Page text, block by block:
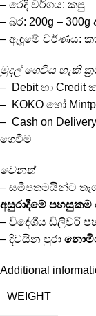
– රෙදි වර්ගය: කපු
– බර: 200g – 300g
– ඇඳුමේ වර්ණය:
මුදල් ගෙවිය හැකි
– Debit හා
– KOKO හෝ
– Cash on
ගෙවීම
වෙනත්
– සමීපතමයින්ට
අසුරාදීමේ
– විදේශීය ඩිලිවරි
– දිවයින පුරා
Additional
WEIGHT